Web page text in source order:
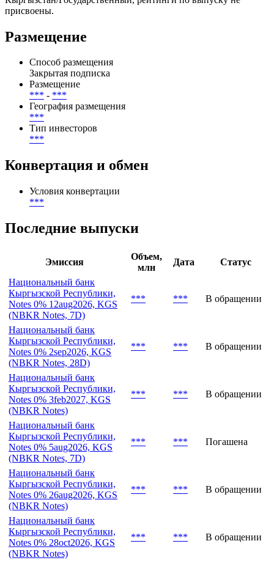
присвоены.
Размещение
Способ размещения
Закрытая подписка
Размещение
*** - ***
География размещения
***
Тип инвесторов
***
Конвертация и обмен
Условия конвертации
***
Последние выпуски
Эмиссия
Объем,
млн
Дата
Статус
Национальный банк
Кыргызской Республики,
Notes 0% 12aug2026, KGS
(NBKR Notes, 7D)
*** *** В обращении
Национальный банк
Кыргызской Республики,
Notes 0% 2sep2026, KGS
(NBKR Notes, 28D)
*** *** В обращении
Национальный банк
Кыргызской Республики,
Notes 0% 3feb2027, KGS
(NBKR Notes)
*** *** В обращении
Национальный банк
Кыргызской Республики,
Notes 0% 5aug2026, KGS
(NBKR Notes, 7D)
*** *** Погашена
Национальный банк
Кыргызской Республики,
Notes 0% 26aug2026, KGS
(NBKR Notes)
*** *** В обращении
Национальный банк
Кыргызской Республики,
Notes 0% 28oct2026, KGS
(NBKR Notes)
*** *** В обращении